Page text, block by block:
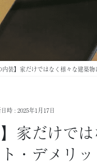
内装】家だけではなく様々な建築
時 : 2025年1月17日
】家だけで
・デメリッ